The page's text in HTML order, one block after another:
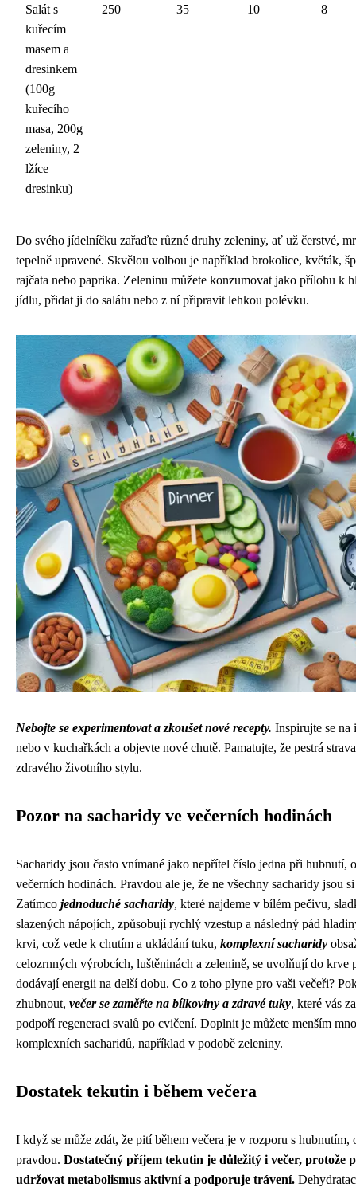
Salát s
kuřecím
masem a
dresinkem
(100g
kuřecího
masa, 200g
zeleniny, 2
lžíce
dresinku)
250 35 10 8
Do svého jídelníčku zařaďte různé druhy zeleniny, ať už čerstvé,
tepelně upravené. Skvělou volbou je například brokolice, květák,
rajčata nebo paprika. Zeleninu můžete konzumovat jako přílohu k
jídlu, přidat ji do salátu nebo z ní připravit lehkou polévku.
Nebojte se experimentovat a zkoušet nové recepty. Inspirujte se na
nebo v kuchařkách a objevte nové chutě. Pamatujte, že pestrá
zdravého životního stylu.
Pozor na sacharidy ve večerních hodinách
Sacharidy jsou často vnímané jako nepřítel číslo jedna při hubnutí,
večerních hodinách. Pravdou ale je, že ne všechny sacharidy jsou
Zatímco jednoduché sacharidy, které najdeme v bílém pečivu,
slazených nápojích, způsobují rychlý vzestup a následný pád
krvi, což vede k chutím a ukládání tuku, komplexní sacharidy
celozrnných výrobcích, luštěninách a zelenině, se uvolňují do krve
dodávají energii na delší dobu. Co z toho plyne pro vaši večeři?
zhubnout, večer se zaměřte na bílkoviny a zdravé tuky, které vás
podpoří regeneraci svalů po cvičení. Doplnit je můžete menším
komplexních sacharidů, například v podobě zeleniny.
Dostatek tekutin i během večera
I když se může zdát, že pití během večera je v rozporu s hubnutím,
pravdou. Dostatečný příjem tekutin je důležitý i večer, protože
udržovat metabolismus aktivní a podporuje trávení.